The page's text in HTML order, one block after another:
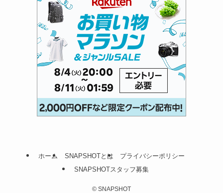
ホーム SNAPSHOTとは
プライバシーポリシー
SNAPSHOTスタッフ募集
© SNAPSHOT